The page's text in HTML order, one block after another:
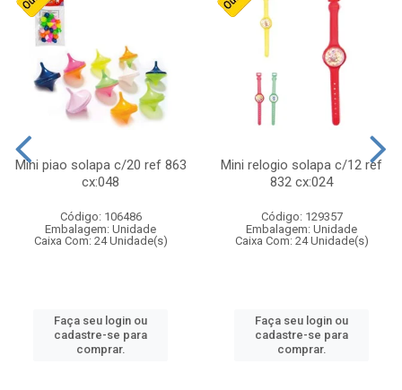
Mini piao solapa c/20 ref 863
cx:048
Código: 106486
Embalagem: Unidade
Caixa Com: 24 Unidade(s)
Faça seu login ou
cadastre-se para
comprar.
Mini relogio solapa c/12 ref
832 cx:024
Código: 129357
Embalagem: Unidade
Caixa Com: 24 Unidade(s)
Faça seu login ou
cadastre-se para
comprar.